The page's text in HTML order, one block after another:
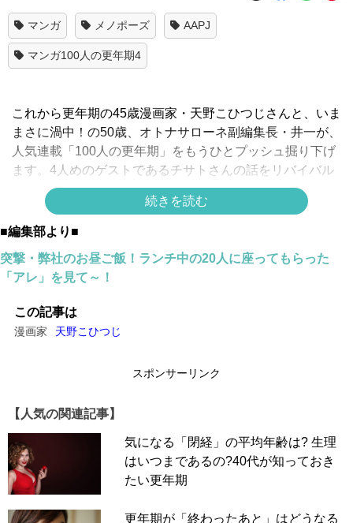
マンガ メノポーズ AAPJ
マンガ100人の更年期4
これから更年期の45歳漫画家・天野こひつじさんと、いま
まさに渦中！の50歳、オトナサローネ副編集長・井一が、
人気連載「100人の更年期」をもうひとプッシュ掘り下げ
ます。4人めのゲストであるチサトさんの話をリバイバル
配信！
スポンサーリンク
続きを読む
■編集部より■
突撃・弊社のお昼ご飯！ランチ中の20人に座ってもらった
「アレ」を見て～！
この記事は
漫画家 天野こひつじ
スポンサーリンク
【人気の関連記事】
気になる「閉経」の平均年齢は? 生理
はいつまであるの?40代が知っておき
たい更年期
更年期が「終わったあと」はどうなる